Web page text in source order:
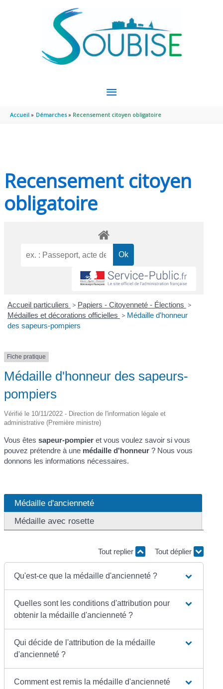
MENU
PRINCIPAL
Accueil Démarches Recensement citoyen obligatoire
Recensement citoyen
obligatoire
Accueil particuliers > Papiers - Citoyenneté - Élections >
Médailles et décorations officielles > Médaille d'honneur
des sapeurs-pompiers
Fiche pratique
Médaille d'honneur des sapeurs-
pompiers
Vérifié le 10/11/2022 - Direction de l'information légale et
administrative (Première ministre)
Vous êtessapeur-pompier et vous voulez savoir si vous
pouvez prétendre à une médaille d'honneur ? Nous vous
donnons les informations nécessaires.
Médaille d'ancienneté
Médaille avec rosette
Tout replier Tout déplier
Qu'est-ce que la médaille d'ancienneté ?
Quelles sont les conditions d'attribution pour
obtenir la médaille d'ancienneté ?
Qui décide de l'attribution de la médaille
d'ancienneté ?
Comment est remis la médaille d'ancienneté